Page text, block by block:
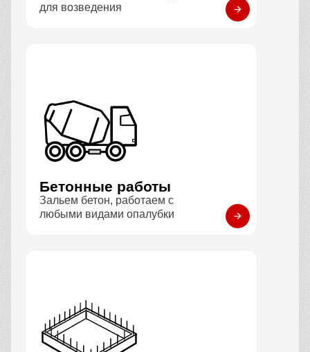
для возведения
Бетонные работы
Зальем бетон, работаем с
любыми видами опалубки